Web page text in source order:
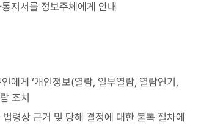
지서를 정보주체에게 안내
에게 ‘개인정보(열람, 일부열람, 열람연기,
조치
령상 근거 및 당해 결정에 대한 불복 절차에